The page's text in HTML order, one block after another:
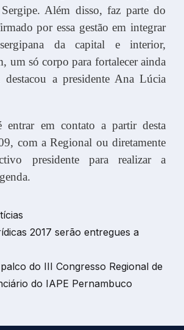
Além disso, faz parte do
por essa gestão em integrar
da capital e interior,
um só corpo para fortalecer ainda
destacou a presidente Ana Lúcia
entrar em contato a partir desta
com a Regional ou diretamente
presidente para realizar a
2017 serão entregues a
do III Congresso Regional de
do IAPE Pernambuco